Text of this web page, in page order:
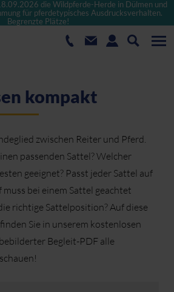
die Wildpferde-Herde in Dülmen und
für pferdetypisches Ausdrucksverhalten.
Begrenzte Plätze!
kompakt
zwischen Reiter und Pferd.
passenden Sattel? Welcher
geeignet? Passt jeder Sattel auf
bei einem Sattel geachtet
richtige Sattelposition? Auf diese
Sie in unserem kostenlosen
Begleit-PDF alle